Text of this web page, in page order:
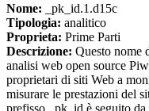
Nome: _pk_id.1.d15c
Tipologia: analitico
Proprieta: Prime Parti
Descrizione: Questo nome
analisi web open source
proprietari di siti Web a
misurare le prestazioni del
prefisso _pk_id è seguito